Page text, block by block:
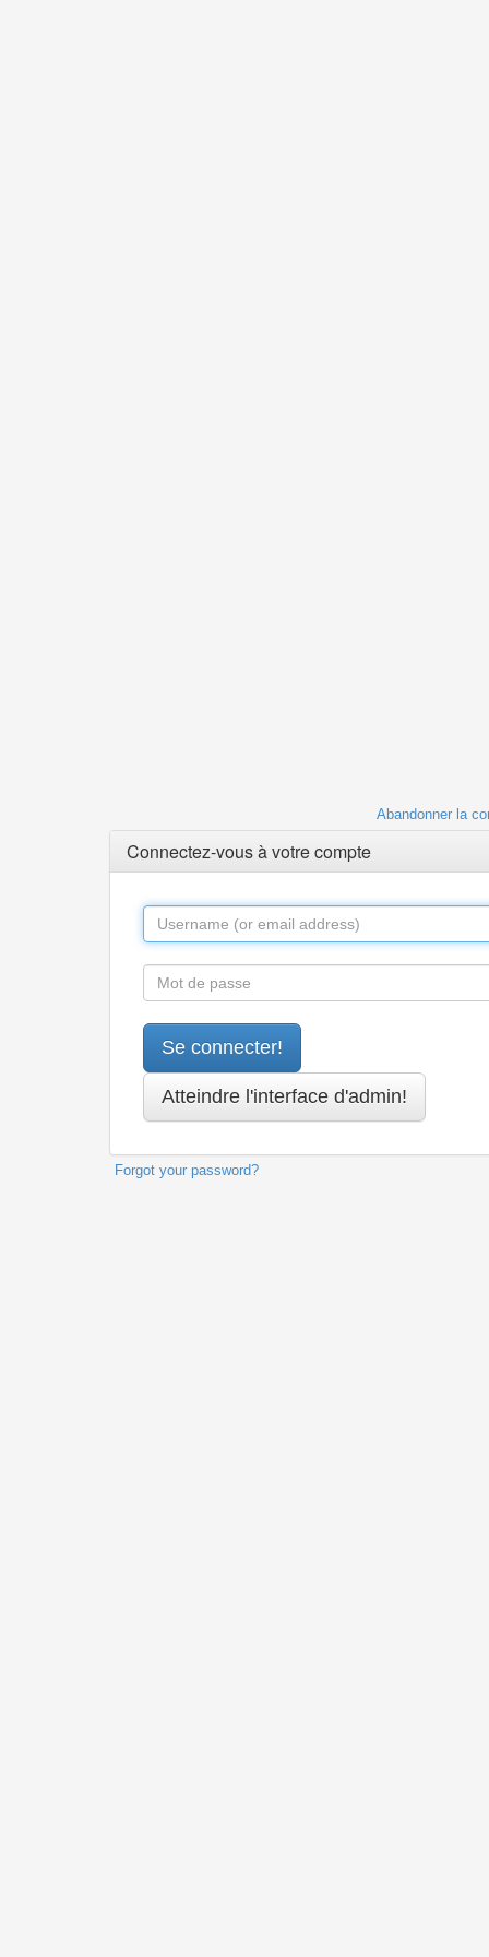
Abandonner la
Connectez-vous à votre compte
Forgot your password?